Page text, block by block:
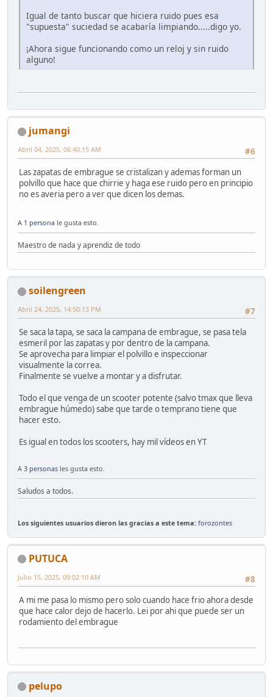
Igual de tanto buscar que hiciera ruido pues esa
"supuesta" suciedad se acabaría limpiando.....digo yo.
¡Ahora sigue funcionando como un reloj y sin ruido
alguno!
jumangi
#6
Abril 04, 2025, 06:40:15 AM
Las zapatas de embrague se cristalizan y ademas forman un
polvillo que hace que chirrie y haga ese ruido pero en principio
no es averia pero a ver que dicen los demas.
A 1 persona le gusta esto.
Maestro de nada y aprendiz de todo
soilengreen
#7
Abril 24, 2025, 14:50:13 PM
Se saca la tapa, se saca la campana de embrague, se pasa tela
esmeril por las zapatas y por dentro de la campana.
Se aprovecha para limpiar el polvillo e inspeccionar
visualmente la correa.
Finalmente se vuelve a montar y a disfrutar.
Todo el que venga de un scooter potente (salvo tmax que lleva
embrague húmedo) sabe que tarde o temprano tiene que
hacer esto.
Es igual en todos los scooters, hay mil vídeos en YT
A 3 personas les gusta esto.
Saludos a todos.
Los siguientes usuarios dieron las gracias a este tema: forozontes
PUTUCA
#8
Julio 15, 2025, 09:02:10 AM
A mi me pasa lo mismo pero solo cuando hace frio ahora desde
que hace calor dejo de hacerlo. Lei por ahi que puede ser un
rodamiento del embrague
pelupo